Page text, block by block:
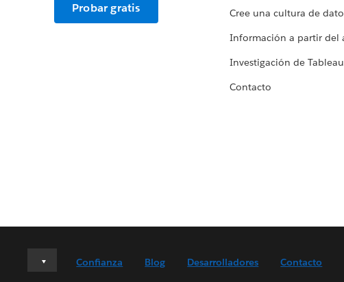
Probar gratis
Cree una cultura de
Información a partir del
Investigación de Tableau
Contacto
Deutsch Confianza Blog Desarrolladores Contacto